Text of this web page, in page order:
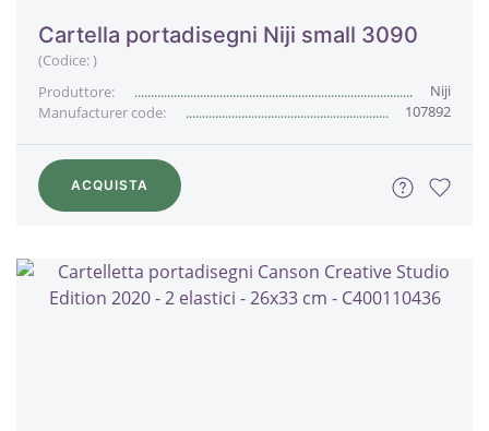
Cartella portadisegni Niji small 3090
(Codice:)
Produttore:
Niji
Manufacturer code:
107892
ACQUISTA